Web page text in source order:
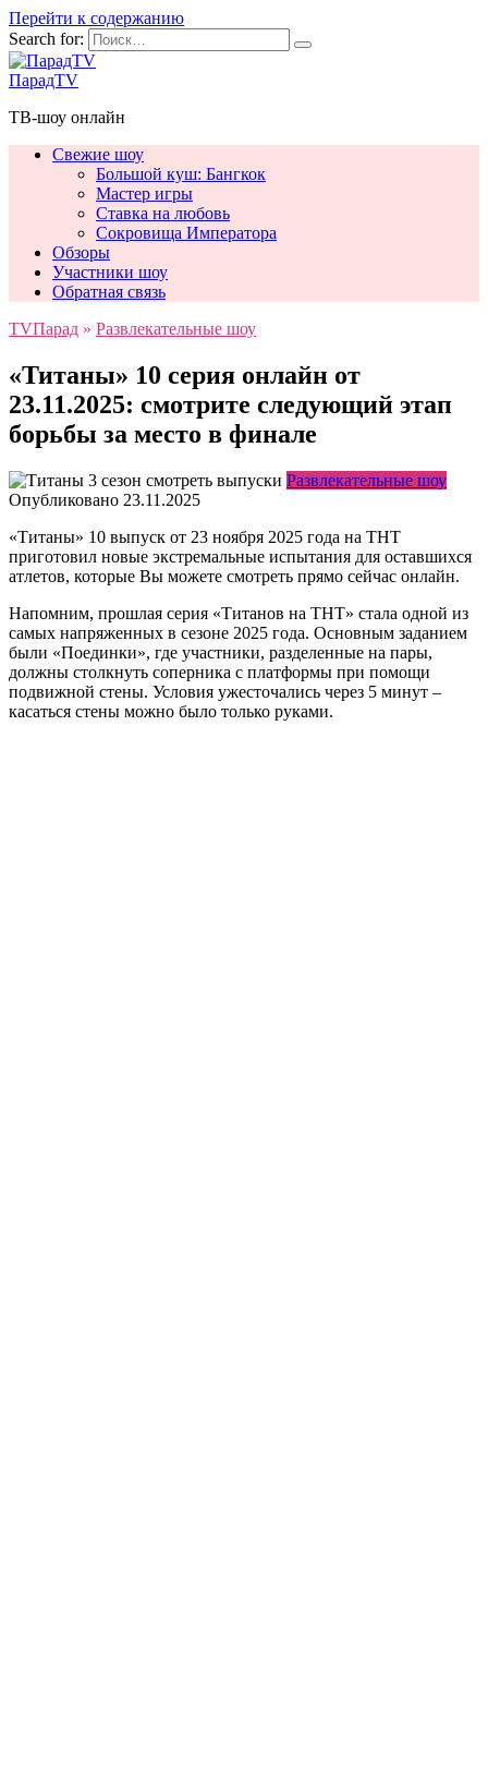
Перейти к содержанию
Search for:
ПарадTV
ТВ-шоу онлайн
Свежие шоу
Большой куш: Бангкок
Мастер игры
Ставка на любовь
Сокровища Императора
Обзоры
Участники шоу
Обратная связь
TVПарад » Развлекательные шоу
«Титаны» 10 серия онлайн от
23.11.2025: смотрите следующий этап
борьбы за место в финале
Развлекательные шоу
Опубликовано 23.11.2025
«Титаны» 10 выпуск от 23 ноября 2025 года на ТНТ
приготовил новые экстремальные испытания для оставшихся
атлетов, которые Вы можете смотреть прямо сейчас онлайн.
Напомним, прошлая серия «Титанов на ТНТ» стала одной из
самых напряженных в сезоне 2025 года. Основным заданием
были «Поединки», где участники, разделенные на пары,
должны столкнуть соперника с платформы при помощи
подвижной стены. Условия ужесточались через 5 минут –
касаться стены можно было только руками.